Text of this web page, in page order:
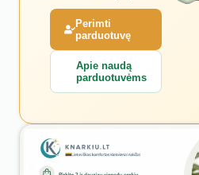
Perimti
parduotuvę
Apie naudą
parduotuvėms